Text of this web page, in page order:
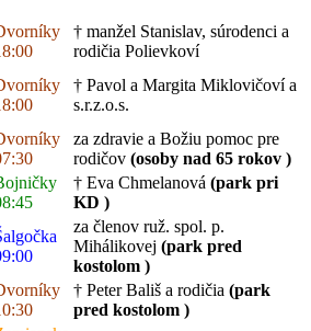
† manžel Stanislav, súrodenci a
rodičia Polievkoví
† Pavol a Margita Miklovičoví a
s.r.z.o.s.
za zdravie a Božiu pomoc pre
rodičov (osoby nad 65 rokov )
† Eva Chmelanová (park pri
KD )
za členov ruž. spol. p.
Mihálikovej (park pred
kostolom )
† Peter Bališ a rodičia (park
pred kostolom )